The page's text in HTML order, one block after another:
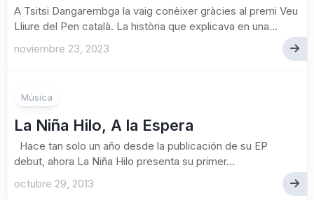
A Tsitsi Dangarembga la vaig conèixer gràcies al premi Veu
Lliure del Pen català. La història que explicava en una...
noviembre 23, 2023
Música
La Niña Hilo, A la Espera
Hace tan solo un año desde la publicación de su EP
debut, ahora La Niña Hilo presenta su primer...
octubre 29, 2013